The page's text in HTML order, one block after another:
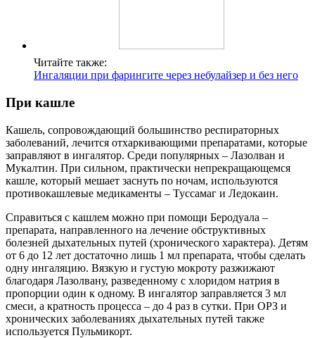
Читайте также:
Ингаляции при фарингите через небулайзер и без него
При кашле
Кашель, сопровождающий большинство респираторных
заболеваний, лечится отхаркивающими препаратами, которые
заправляют в ингалятор. Среди популярных – Лазолван и
Мукалтин. При сильном, практически непрекращающемся
кашле, который мешает заснуть по ночам, используются
противокашлевые медикаменты – Туссамаг и Ледокаин.
Справиться с кашлем можно при помощи Беродуала –
препарата, направленного на лечение обструктивных
болезней дыхательных путей (хронического характера). Детям
от 6 до 12 лет достаточно лишь 1 мл препарата, чтобы сделать
одну ингаляцию. Вязкую и густую мокроту разжижают
благодаря Лазолвану, разведенному с хлоридом натрия в
пропорции один к одному. В ингалятор заправляется 3 мл
смеси, а кратность процесса – до 4 раз в сутки. При ОРЗ и
хронических заболеваниях дыхательных путей также
используется Пульмикорт.